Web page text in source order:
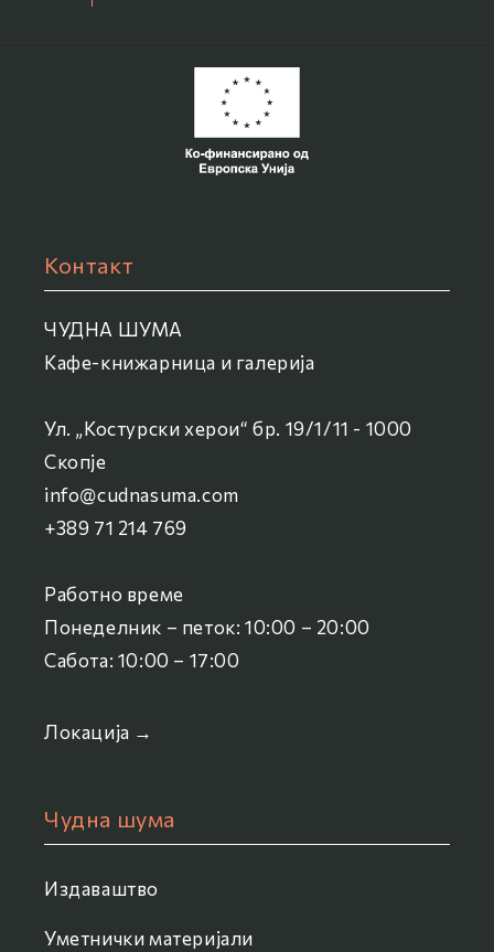
Контакт
ЧУДНА ШУМА
Кафе-книжарница и галерија
Ул. „Костурски херои“ бр. 19/1/11 - 1000
Скопје
info@cudnasuma.com
+389 71 214 769
Работно време
Понеделник – петок: 10:00 – 20:00
Сабота: 10:00 – 17:00
Локација →
Чудна шума
Издаваштво
Уметнички материјали